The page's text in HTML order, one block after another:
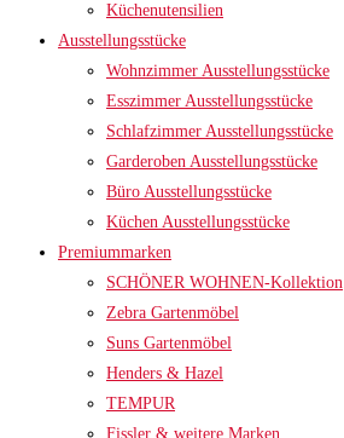
Küchenutensilien
Ausstellungsstücke
Wohnzimmer Ausstellungsstücke
Esszimmer Ausstellungsstücke
Schlafzimmer Ausstellungsstücke
Garderoben Ausstellungsstücke
Büro Ausstellungsstücke
Küchen Ausstellungsstücke
Premiummarken
SCHÖNER WOHNEN-Kollektion
Zebra Gartenmöbel
Suns Gartenmöbel
Henders & Hazel
TEMPUR
Fissler & weitere Marken